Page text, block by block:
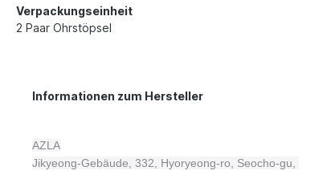
Verpackungseinheit
2 Paar Ohrstöpsel
Informationen zum Hersteller
AZLA
Jikyeong-Gebäude, 332, Hyoryeong-ro, Seocho-gu,